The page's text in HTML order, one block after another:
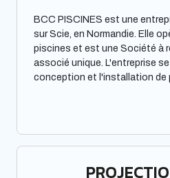
BCC PISCINES est une
sur Scie, en Normandie. Elle
piscines et est une Société à
associé unique. L'entreprise
conception et l'installation de
piscines sur mesure. Si vous
option à considérer.